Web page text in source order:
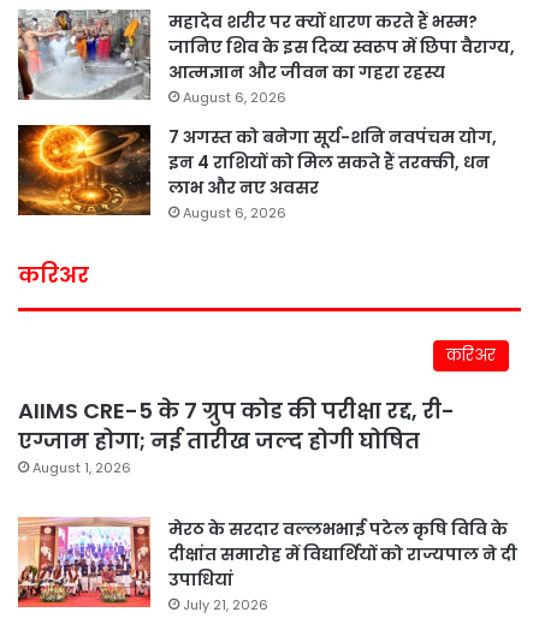
महादेव शरीर पर क्यों धारण करते हैं भस्म?
जानिए शिव के इस दिव्य स्वरूप में छिपा वैराग्य,
आत्मज्ञान और जीवन का गहरा रहस्य
August 6, 2026
7 अगस्त को बनेगा सूर्य-शनि नवपंचम योग,
इन 4 राशियों को मिल सकते हैं तरक्की, धन
लाभ और नए अवसर
August 6, 2026
करिअर
करिअर
AIIMS CRE-5 के 7 ग्रुप कोड की परीक्षा रद्द, री-
एग्जाम होगा; नई तारीख जल्द होगी घोषित
August 1, 2026
मेरठ के सरदार वल्लभभाई पटेल कृषि विवि के
दीक्षांत समारोह में विद्यार्थियों को राज्यपाल ने दी
उपाधियां
July 21, 2026